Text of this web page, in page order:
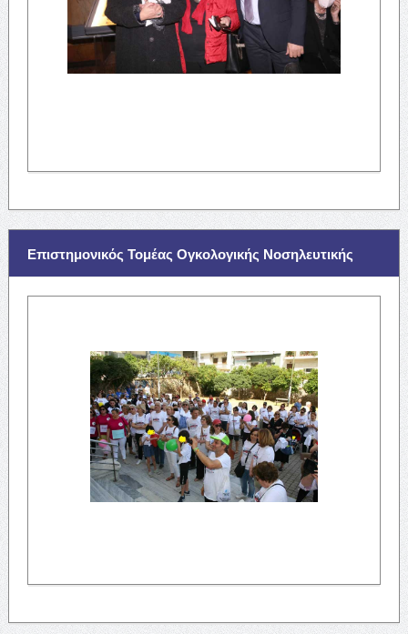
Επιστημονικός Τομέας Ογκολογικής Νοσηλευτικής